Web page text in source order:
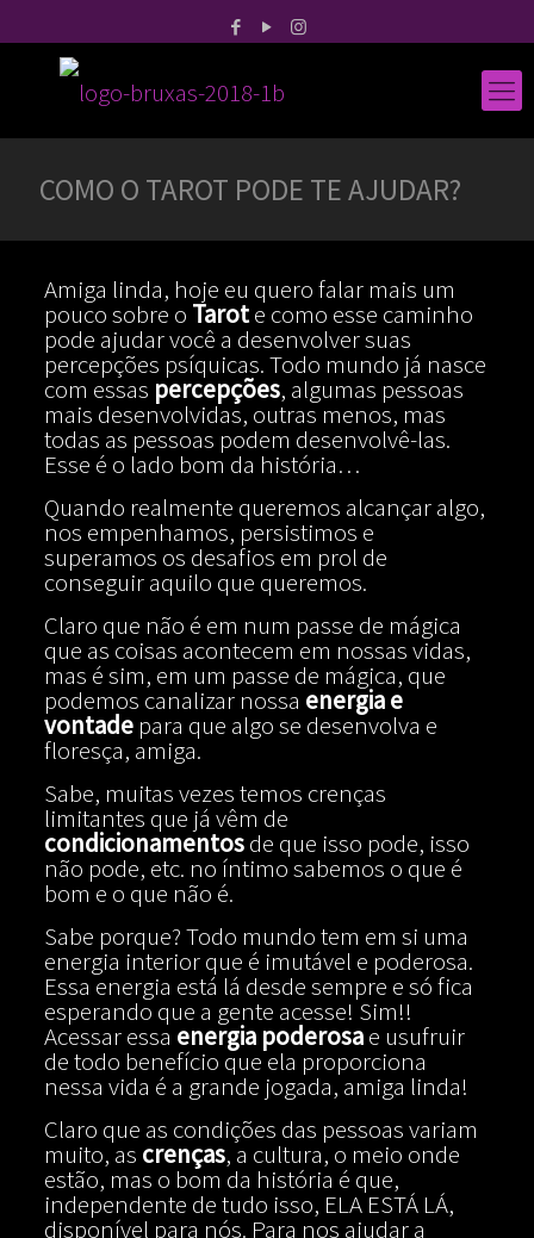
COMO O TAROT PODE TE AJUDAR?
Amiga linda, hoje eu quero falar mais um
pouco sobre o Tarote como esse caminho
pode ajudar você a desenvolver suas
percepções psíquicas. Todo mundo já nasce
com essas percepções, algumas pessoas
mais desenvolvidas, outras menos, mas
todas as pessoas podem desenvolvê-las.
Esse é o lado bom da história…
Quando realmente queremos alcançar algo,
nos empenhamos, persistimos e
superamos os desafios em prol de
conseguir aquilo que queremos.
Claro que não é em num passe de mágica
que as coisas acontecem em nossas vidas,
mas é sim, em um passe de mágica, que
podemos canalizar nossa energia e
vontadepara que algo se desenvolva e
floresça, amiga.
Sabe, muitas vezes temos crenças
limitantes que já vêm de
condicionamentosde que isso pode, isso
não pode, etc. no íntimo sabemos o que é
bom e o que não é.
Sabe porque? Todo mundo tem em si uma
energia interior que é imutável e poderosa.
Essa energia está lá desde sempre e só fica
esperando que a gente acesse! Sim!!
Acessar essa energia poderosae usufruir
de todo benefício que ela proporciona
nessa vida é a grande jogada, amiga linda!
Claro que as condições das pessoas variam
muito, as crenças, a cultura, o meio onde
estão, mas o bom da história é que,
independente de tudo isso, ELA ESTÁ LÁ,
disponível para nós. Para nos ajudar a